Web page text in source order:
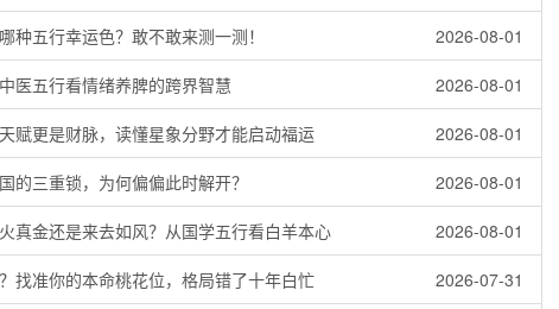
种五行幸运色？敢不敢来测一测！ 2026-08-01
医五行看情绪养脾的跨界智慧 2026-08-01
赋更是财脉，读懂星象分野才能启动福运 2026-08-01
的三重锁，为何偏偏此时解开？ 2026-08-01
真金还是来去如风？从国学五行看白羊本心 2026-08-01
找准你的本命桃花位，格局错了十年白忙 2026-07-31